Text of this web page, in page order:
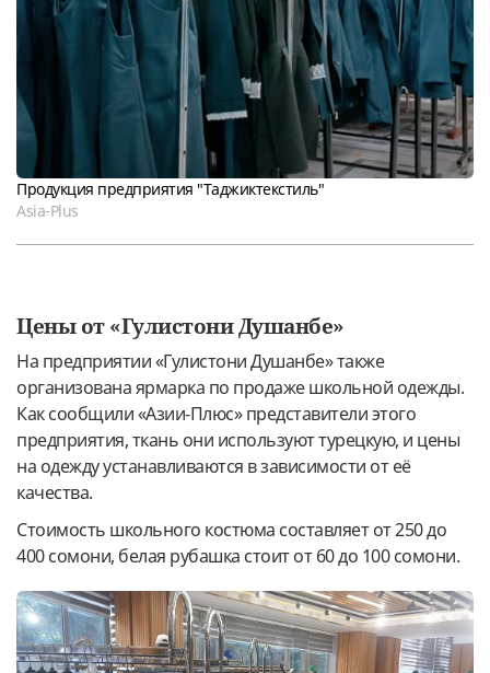
Продукция предприятия "Таджиктекстиль"
Asia-Plus
Цены от «Гулистони Душанбе»
На предприятии «Гулистони Душанбе» также
организована ярмарка по продаже школьной одежды.
Как сообщили «Азии-Плюс» представители этого
предприятия, ткань они используют турецкую, и цены
на одежду устанавливаются в зависимости от её
качества.
Стоимость школьного костюма составляет от 250 до
400 сомони, белая рубашка стоит от 60 до 100 сомони.